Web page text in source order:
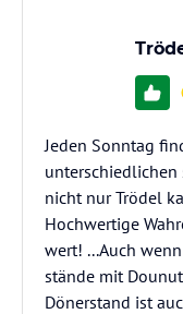
Jeden Sonntag
nicht nur Trödel
Hochwertige
wert! ...Auch
stände mit
Dönerstand ist